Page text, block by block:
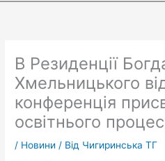
В Резиденції
Хмельницького
конференція
освітнього
/ Новини / Від Чигиринська ТГ